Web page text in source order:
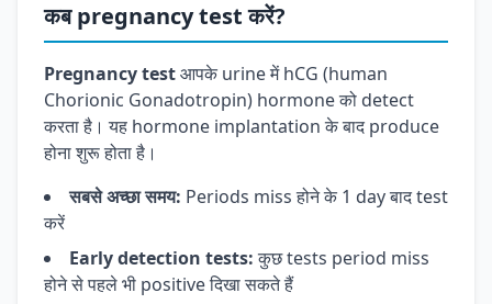
कब pregnancy test करें?
Pregnancy testआपके urine में hCG (human
Chorionic Gonadotropin) hormone को detect
करता है। यह hormone implantation के बाद produce
होना शुरू होता है।
सबसे अच्छा समय: Periods miss होने के 1 day बाद test
करें
Early detection tests:कुछ tests period miss
होने से पहले भी positive दिखा सकते हैं